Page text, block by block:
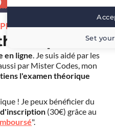
2
en ligne. Je suis aidé par les
par Mister Codes, mon
l'examen théorique
! Je peux bénéficier du
(30€) grâce au
".
Set